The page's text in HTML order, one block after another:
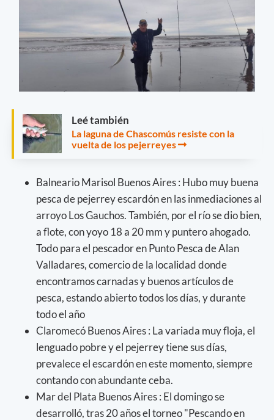
Leé también
La laguna de Chascomús resiste con la
vuelta de los pejerreyes
Balneario Marisol Buenos Aires : Hubo muy buena
pesca de pejerrey escardón en las inmediaciones al
arroyo Los Gauchos. También, por el río se dio bien,
a flote, con yoyo 18 a 20 mm y puntero ahogado.
Todo para el pescador en Punto Pesca de Alan
Valladares, comercio de la localidad donde
encontramos carnadas y buenos artículos de
pesca, estando abierto todos los días, y durante
todo el año
Claromecó Buenos Aires : La variada muy floja, el
lenguado pobre y el pejerrey tiene sus días,
prevalece el escardón en este momento, siempre
contando con abundante ceba.
Mar del Plata Buenos Aires : El domingo se
desarrolló, tras 20 años el torneo "Pescando en